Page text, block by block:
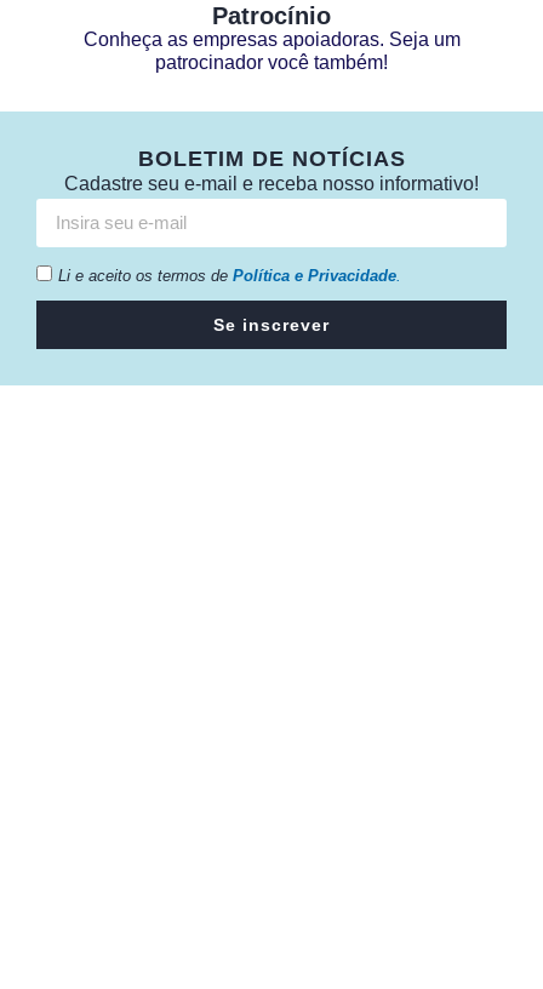
Patrocínio
Conheça as empresas apoiadoras. Seja um
patrocinador você também!
BOLETIM DE NOTÍCIAS
Cadastre seu e-mail e receba nosso informativo!
Li e aceito os termos de Política e Privacidade.
Se inscrever